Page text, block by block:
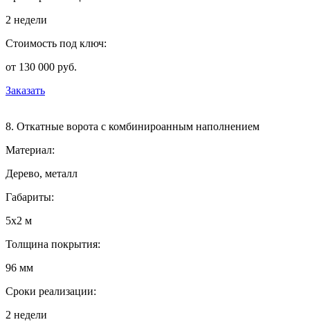
2 недели
Стоимость под ключ:
от 130 000 руб.
Заказать
8. Откатные ворота с комбинироанным наполнением
Материал:
Дерево, металл
Габариты:
5х2 м
Толщина покрытия:
96 мм
Сроки реализации:
2 недели